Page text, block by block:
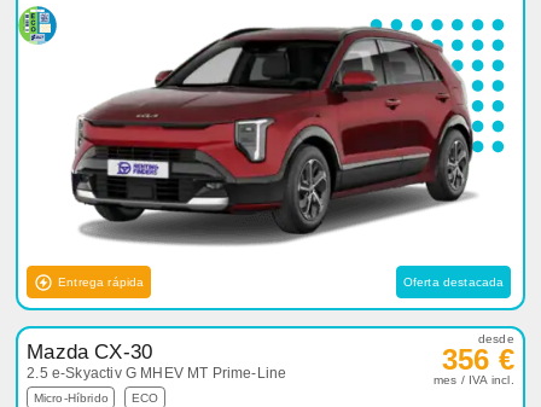
Entrega rápida Oferta destacada
Mazda CX-30
2.5 e-Skyactiv G MHEV MT Prime-Line
Micro-Híbrido ECO
desde
356 €
mes / IVA incl.